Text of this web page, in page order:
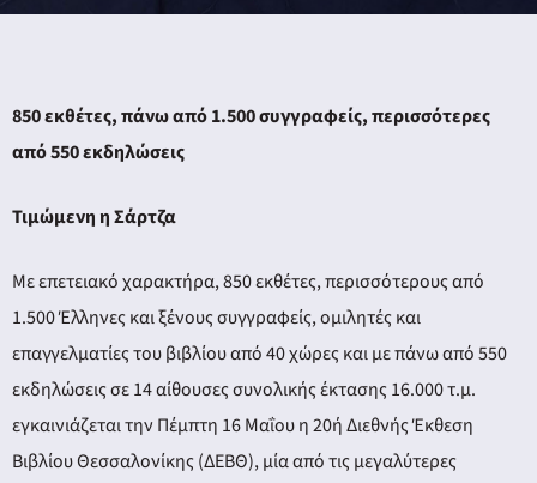
850 εκθέτες, πάνω από 1.500 συγγραφείς, περισσότερες
από 550 εκδηλώσεις
Τιμώμενη η Σάρτζα
Με επετειακό χαρακτήρα, 850 εκθέτες, περισσότερους από
1.500 Έλληνες και ξένους συγγραφείς, ομιλητές και
επαγγελματίες του βιβλίου από 40 χώρες και με πάνω από 550
εκδηλώσεις σε 14 αίθουσες συνολικής έκτασης 16.000 τ.μ.
εγκαινιάζεται την Πέμπτη 16 Μαΐου η 20ή Διεθνής Έκθεση
Βιβλίου Θεσσαλονίκης (ΔΕΒΘ), μία από τις μεγαλύτερες